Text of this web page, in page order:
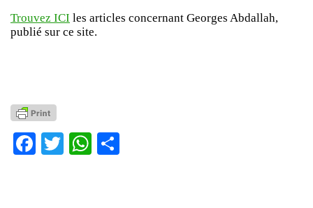
Trouvez ICI les articles concernant Georges Abdallah,
publié sur ce site.
Facebook
TwitterWhatsApp